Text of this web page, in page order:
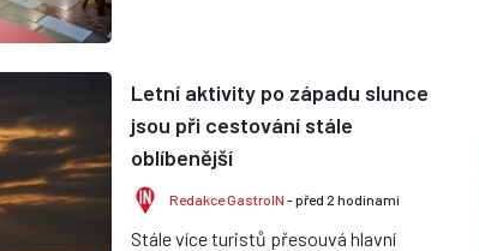
Letní aktivity po západu slunce
jsou při cestování stále
oblíbenější
Redakce GastroIN - před 2 hodinami
Stále více turistů přesouvá hlavní